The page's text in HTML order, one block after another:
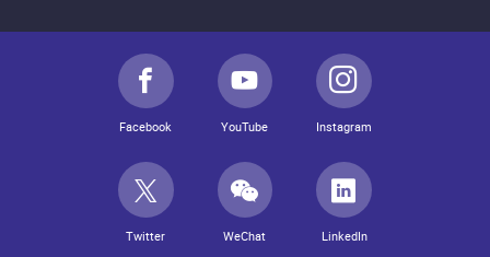
Facebook YouTube Instagram
Twitter WeChat LinkedIn